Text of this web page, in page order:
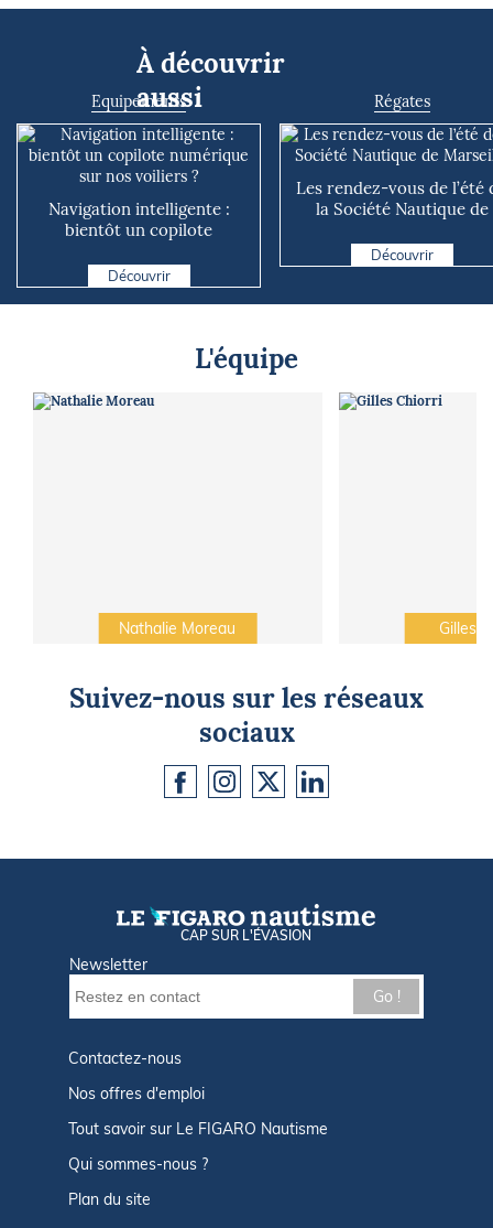
À découvrir
aussi
Equipements
Navigation intelligente :
bientôt un copilote
Découvrir
Régates
Les rendez-vous de l’été
la Société Nautique de
Découvrir
L'équipe
Nathalie Moreau Gilles
Suivez-nous sur les réseaux
sociaux
CAP SUR L'ÉVASION
Newsletter
Go !
Contactez-nous
Nos offres d'emploi
Tout savoir sur Le FIGARO Nautisme
Qui sommes-nous ?
Plan du site